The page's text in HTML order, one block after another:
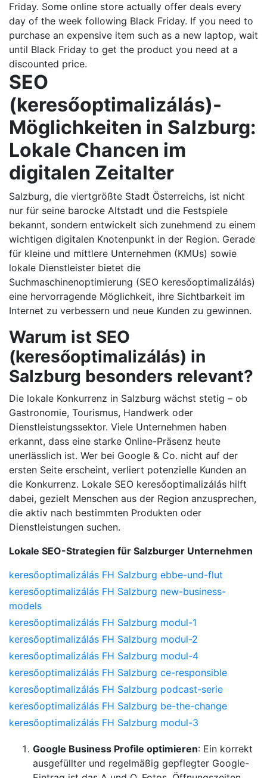
Friday. Some online store actually offer deals every
day of the week following Black Friday. If you need to
purchase an expensive item such as a new laptop, wait
until Black Friday to get the product you need at a
discounted price.
SEO
(keresőoptimalizálás)-
Möglichkeiten in Salzburg:
Lokale Chancen im
digitalen Zeitalter
Salzburg, die viertgrößte Stadt Österreichs, ist nicht
nur für seine barocke Altstadt und die Festspiele
bekannt, sondern entwickelt sich zunehmend zu einem
wichtigen digitalen Knotenpunkt in der Region. Gerade
für kleine und mittlere Unternehmen (KMUs) sowie
lokale Dienstleister bietet die
Suchmaschinenoptimierung (SEO keresőoptimalizálás)
eine hervorragende Möglichkeit, ihre Sichtbarkeit im
Internet zu verbessern und neue Kunden zu gewinnen.
Warum ist SEO
(keresőoptimalizálás) in
Salzburg besonders relevant?
Die lokale Konkurrenz in Salzburg wächst stetig – ob
Gastronomie, Tourismus, Handwerk oder
Dienstleistungssektor. Viele Unternehmen haben
erkannt, dass eine starke Online-Präsenz heute
unerlässlich ist. Wer bei Google & Co. nicht auf der
ersten Seite erscheint, verliert potenzielle Kunden an
die Konkurrenz. Lokale SEO keresőoptimalizálás hilft
dabei, gezielt Menschen aus der Region anzusprechen,
die aktiv nach bestimmten Produkten oder
Dienstleistungen suchen.
Lokale SEO-Strategien für Salzburger Unternehmen
keresőoptimalizálás FH Salzburg ebbe-und-flut
keresőoptimalizálás FH Salzburg new-business-
models
keresőoptimalizálás FH Salzburg modul-1
keresőoptimalizálás FH Salzburg modul-2
keresőoptimalizálás FH Salzburg modul-4
keresőoptimalizálás FH Salzburg ce-responsible
keresőoptimalizálás FH Salzburg podcast-serie
keresőoptimalizálás FH Salzburg be-the-change
keresőoptimalizálás FH Salzburg modul-3
Google Business Profile optimieren: Ein korrekt
ausgefüllter und regelmäßig gepflegter Google-